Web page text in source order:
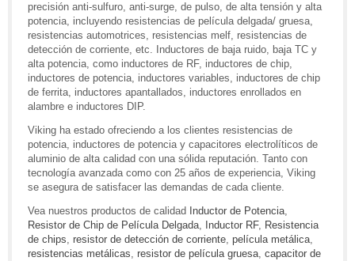
precisión anti-sulfuro, anti-surge, de pulso, de alta tensión y alta
potencia, incluyendo resistencias de película delgada/ gruesa,
resistencias automotrices, resistencias melf, resistencias de
detección de corriente, etc. Inductores de baja ruido, baja TC y
alta potencia, como inductores de RF, inductores de chip,
inductores de potencia, inductores variables, inductores de chip
de ferrita, inductores apantallados, inductores enrollados en
alambre e inductores DIP.
Viking ha estado ofreciendo a los clientes resistencias de
potencia, inductores de potencia y capacitores electrolíticos de
aluminio de alta calidad con una sólida reputación. Tanto con
tecnología avanzada como con 25 años de experiencia, Viking
se asegura de satisfacer las demandas de cada cliente.
Vea nuestros productos de calidad
Inductor de Potencia,
Resistor de Chip de Película Delgada, Inductor RF, Resistencia
de chips, resistor de detección de corriente, película metálica,
resistencias metálicas, resistor de película gruesa, capacitor de